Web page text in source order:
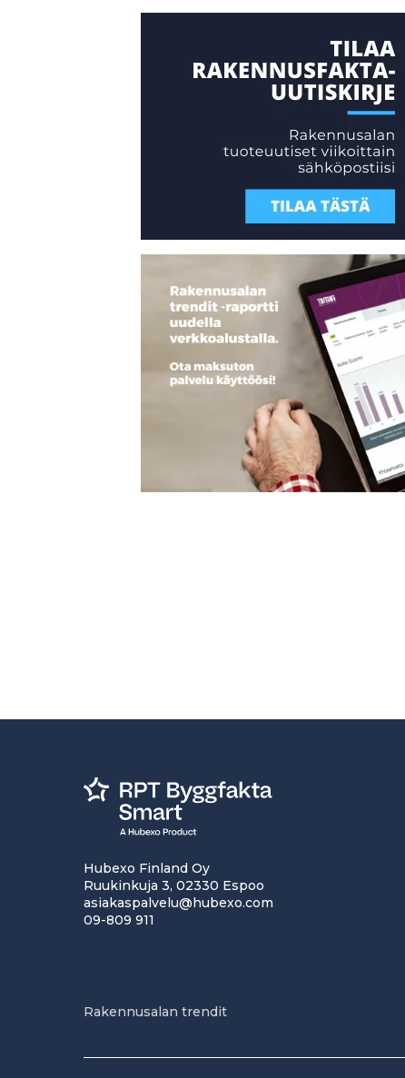
Hubexo Finland Oy
Ruukinkuja 3, 02330 Espoo
asiakaspalvelu@hubexo.com
09-809 911
Rakennusalan trendit